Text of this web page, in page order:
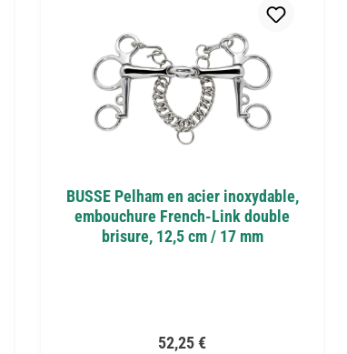
BUSSE Pelham en acier inoxydable,
embouchure French-Link double
brisure, 12,5 cm / 17 mm
Prix régulier :
52,25 €